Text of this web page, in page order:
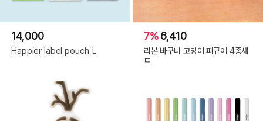
14,000
Happier label pouch_L
7%6,410
리본 바구니 고양이 피규어 4종세
트